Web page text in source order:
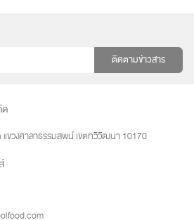
ติดตามข่าวสาร
ขวงศาลาธรรมสพน์ เขตทวีวัฒนา 10170